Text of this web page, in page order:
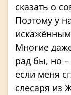
сказать о
Поэтому у
Многие
рад бы, но –
если меня
слесаря из